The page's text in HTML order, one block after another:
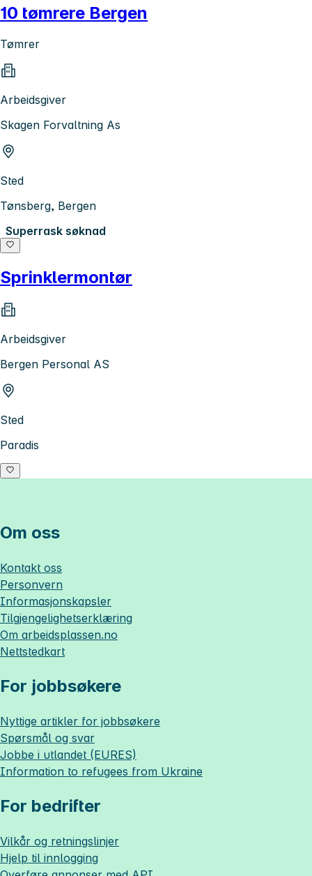
10 tømrere Bergen
Tømrer
Arbeidsgiver
Skagen Forvaltning As
Sted
Tønsberg, Bergen
Superrask søknad
Sprinklermontør
Arbeidsgiver
Bergen Personal AS
Sted
Paradis
Om oss
Kontakt oss
Personvern
Informasjonskapsler
Tilgjengelighetserklæring
Om arbeidsplassen.no
Nettstedkart
For jobbsøkere
Nyttige artikler for jobbsøkere
Spørsmål og svar
Jobbe i utlandet (EURES)
Information to refugees from Ukraine
For bedrifter
Vilkår og retningslinjer
Hjelp til innlogging